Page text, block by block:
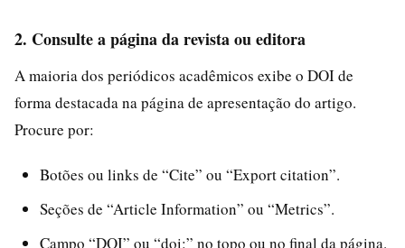
2. Consulte a página da revista ou editora
A maioria dos periódicos acadêmicos exibe o DOI de
forma destacada na página de apresentação do artigo.
Procure por:
Botões ou links de “Cite” ou “Export citation”.
Seções de “Article Information” ou “Metrics”.
Campo “DOI” ou “doi:” no topo ou no final da página.